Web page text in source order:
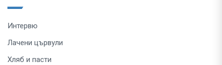
Интервю
Лачени цървули
Хляб и пасти